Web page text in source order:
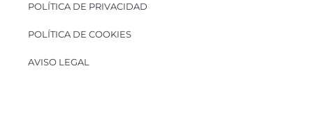
POLÍTICA DE PRIVACIDAD
POLÍTICA DE COOKIES
AVISO LEGAL